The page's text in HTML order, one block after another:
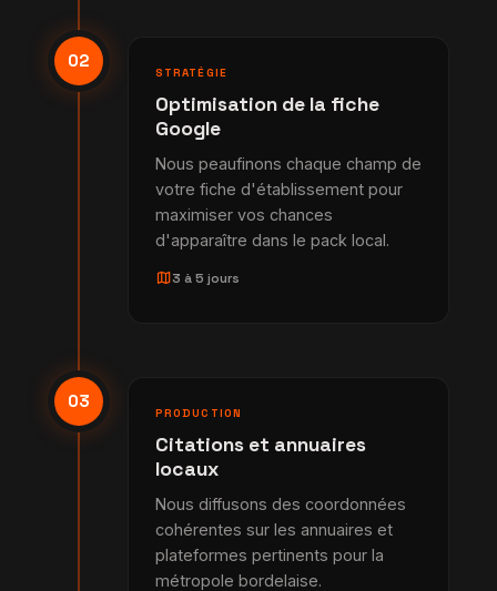
02
STRATÉGIE
Optimisation de la fiche
Google
Nous peaufinons chaque champ de
votre fiche d'établissement pour
maximiser vos chances
d'apparaître dans le pack local.
map3 à 5 jours
03
PRODUCTION
Citations et annuaires
locaux
Nous diffusons des coordonnées
cohérentes sur les annuaires et
plateformes pertinents pour la
métropole bordelaise.